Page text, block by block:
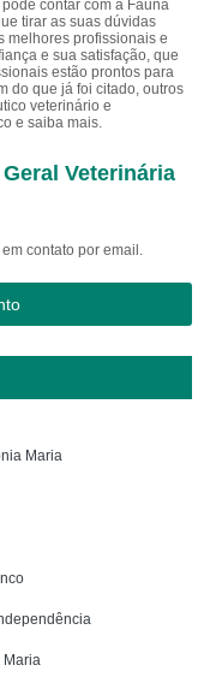
contar com a Fauna
tirar as suas dúvidas
melhores profissionais e
e sua satisfação, que
estão prontos para
do que já foi citado, outros
veterinário e
e saiba mais.
Veterinária
contato por email.
Maria
Maria